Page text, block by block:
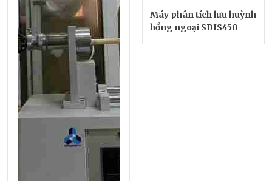
Máy phân tích lưu huỳnh
hồng ngoại SDIS450